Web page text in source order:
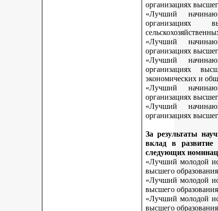
организациях
«Лучший
организациях
«Лучший
организациях
«Лучший
организациях
экономических и
«Лучший
организациях
«Лучший
организациях
За результаты
вклад в развитие
следующих
«Лучший молодой
высшего
«Лучший молодой
высшего
«Лучший молодой
высшего